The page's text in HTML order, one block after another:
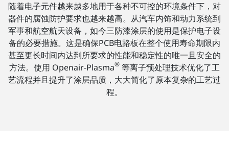
随着电子元件越来越多地用于各种不可控的环境条件下，对
器件的腐蚀防护要求也越来越高。从汽车内饰和动力系统到
军事和航空航天设备，如今三防漆涂层的使用是保护电子设
备的必要措施。这是确保PCB电路板在整个使用寿命期限内
甚至更长时间内达到所要求的性能和稳定性的唯一且安全的
方法。使用 Openair-Plasma® 等离子预处理技术优化了工
艺流程并且提升了涂层品质，大大简化了原本复杂的工艺过
程。